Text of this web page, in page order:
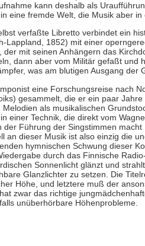
kann deshalb als
eine fremde Welt, die Musik aber in
verfaßte Libretto verbindet ein
Lappland, 1852) mit einer
der mit seinen Anhängern das
dann aber vom Militär gefaßt und
was am blutigen Ausgang der
eine Forschungsreise nach
gesammelt, die er ein paar
als musikalischen
einer Technik, die direkt vom
der Führung der Singstimmen
an dieser Musik ist also einzig die
hymnischen Schwung dieser
durch das Finnische
Sonnenlicht glänzt und
Glanzlichter zu setzen. Die
Höhe, und letztere muß der
zwar das richtige
unüberhörbare Höhenprobleme.